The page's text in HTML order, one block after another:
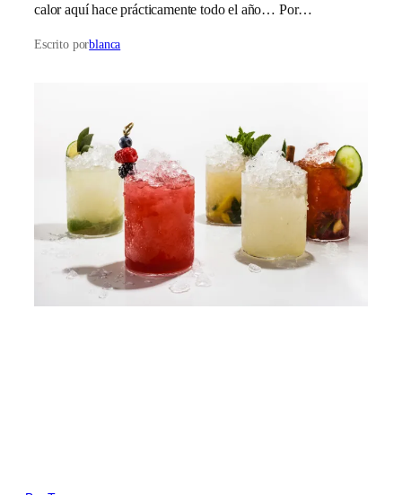
calor aquí hace prácticamente todo el año… Por…
Escrito porblanca